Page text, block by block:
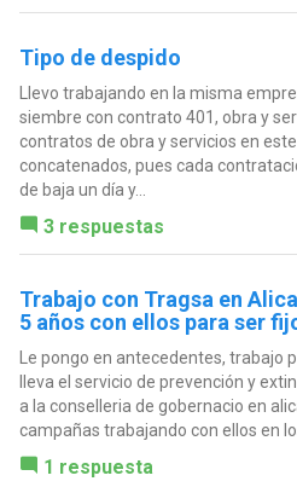
Tipo de despido
Llevo trabajando en la misma
siembre con contrato 401, obra y
contratos de obra y servicios en
concatenados, pues cada
de baja un día y...
3 respuestas
Trabajo con Tragsa en
5 años con ellos para ser
Le pongo en antecedentes, trabajo
lleva el servicio de prevención y
a la conselleria de gobernacio en
campañas trabajando con ellos en
1 respuesta